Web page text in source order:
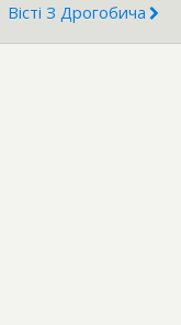
Вісті З Дрогобича